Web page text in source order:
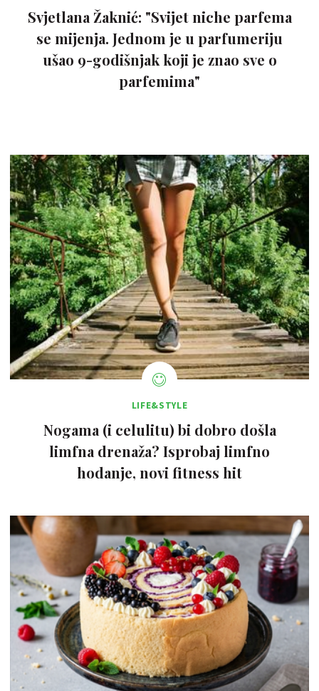
Svjetlana Žaknić: "Svijet niche parfema
se mijenja. Jednom je u parfumeriju
ušao 9-godišnjak koji je znao sve o
parfemima"
LIFE&STYLE
Nogama (i celulitu) bi dobro došla
limfna drenaža? Isprobaj limfno
hodanje, novi fitness hit